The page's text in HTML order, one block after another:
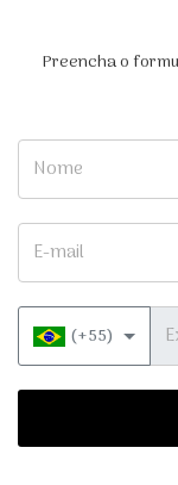
Preencha o
Nome
E-mail
Telefone
(+55)